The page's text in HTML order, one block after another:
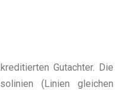
Gutachter. Die
(Linien gleichen